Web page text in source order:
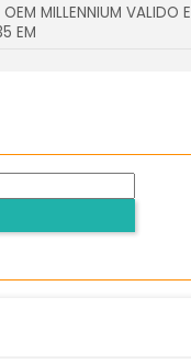
MILLENNIUM VALIDO
EM